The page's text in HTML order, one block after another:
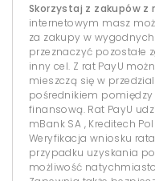
Skorzystaj z zakupów z
internetowym masz
za zakupy w
przeznaczyć pozostałe
inny cel. Z rat PayU
mieszczą się w
pośrednikiem
finansową. Rat PayU
mBank SA , Kreditech
Weryfikacja wniosku
przypadku uzyskania
możliwość